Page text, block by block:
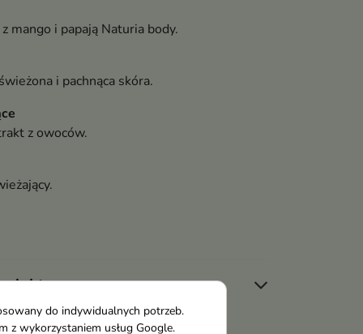
mango i papają Naturia body.
i pachnąca skóra.
z owoców.
do indywidualnych potrzeb.
z wykorzystaniem usług Google.